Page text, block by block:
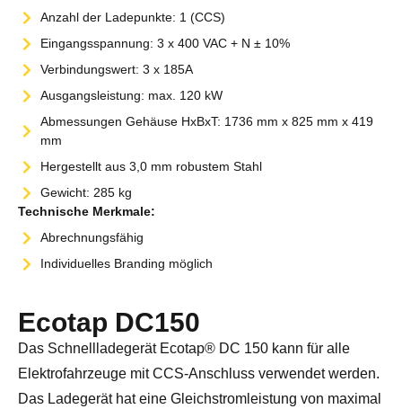
Anzahl der Ladepunkte: 1 (CCS)
Eingangsspannung: 3 x 400 VAC + N ± 10%
Verbindungswert: 3 x 185A
Ausgangsleistung: max. 120 kW
Abmessungen Gehäuse HxBxT: 1736 mm x 825 mm x 419
mm
Hergestellt aus 3,0 mm robustem Stahl
Gewicht: 285 kg
Technische Merkmale:
Abrechnungsfähig
Individuelles Branding möglich
Ecotap DC150
Das Schnellladegerät Ecotap® DC 150 kann für alle
Elektrofahrzeuge mit CCS-Anschluss verwendet werden.
Das Ladegerät hat eine Gleichstromleistung von maximal